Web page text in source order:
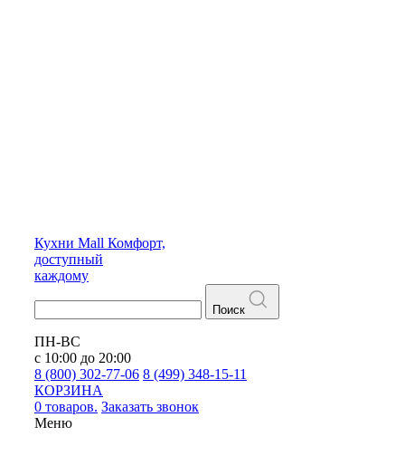
Кухни Mall Комфорт,
доступный
каждому
Поиск
ПН-ВС
с 10:00 до 20:00
8 (800) 302-77-06 8 (499) 348-15-11
КОРЗИНА
0 товаров. Заказать звонок
Меню